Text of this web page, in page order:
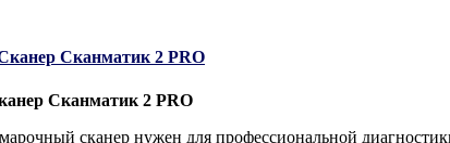
Сканматик 2 PRO
Сканматик 2 PRO
сканер нужен для профессиональной